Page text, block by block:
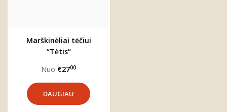
Marškinėliai tėčiui
“Tėtis“
Nuo €2700
DAUGIAU